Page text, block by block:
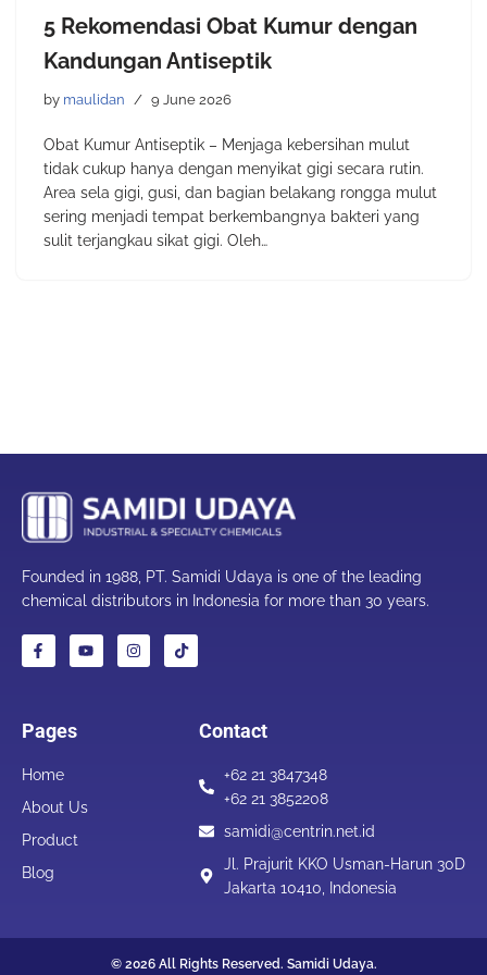
5 Rekomendasi Obat Kumur dengan
Kandungan Antiseptik
by maulidan 9 June 2026
Obat Kumur Antiseptik – Menjaga kebersihan mulut
tidak cukup hanya dengan menyikat gigi secara rutin.
Area sela gigi, gusi, dan bagian belakang rongga mulut
sering menjadi tempat berkembangnya bakteri yang
sulit terjangkau sikat gigi. Oleh…
Founded in 1988, PT. Samidi Udaya is one of the leading
chemical distributors in Indonesia for more than 30 years.
Pages
Home
About Us
Product
Blog
Contact
+62 21 3847348
+62 21 3852208
samidi@centrin.net.id
Jl. Prajurit KKO Usman-Harun 30D
Jakarta 10410, Indonesia
© 2026 All Rights Reserved. Samidi Udaya.